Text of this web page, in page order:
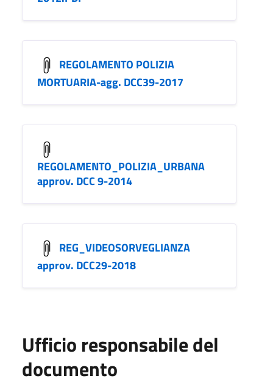
REGOLAMENTO POLIZIA
MORTUARIA-agg. DCC39-2017
REGOLAMENTO_POLIZIA_URBANA
approv. DCC 9-2014
REG_VIDEOSORVEGLIANZA
approv. DCC29-2018
Ufficio responsabile del
documento